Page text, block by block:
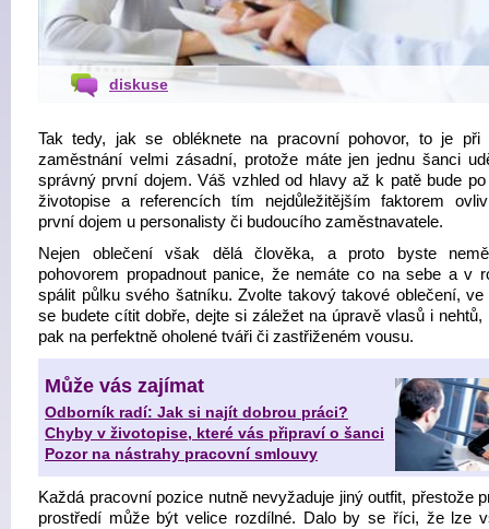
diskuse
Tak tedy, jak se obléknete na pracovní pohovor, to je při
zaměstnání velmi zásadní, protože máte jen jednu šanci
správný první dojem. Váš vzhled od hlavy až k patě bude
životopise a referencích tím nejdůležitějším faktorem
první dojem u personalisty či budoucího zaměstnavatele.
Nejen oblečení však dělá člověka, a proto byste
pohovorem propadnout panice, že nemáte co na sebe a v
spálit půlku svého šatníku. Zvolte takový takové oblečení, ve
se budete cítit dobře, dejte si záležet na úpravě vlasů i nehtů,
pak na perfektně oholené tváři či zastřiženém vousu.
Může vás zajímat
Odborník radí: Jak si najít dobrou práci?
Chyby v životopise, které vás připraví o šanci
Pozor na nástrahy pracovní smlouvy
Každá pracovní pozice nutně nevyžaduje jiný outfit, přestože
prostředí může být velice rozdílné. Dalo by se říci, že lze